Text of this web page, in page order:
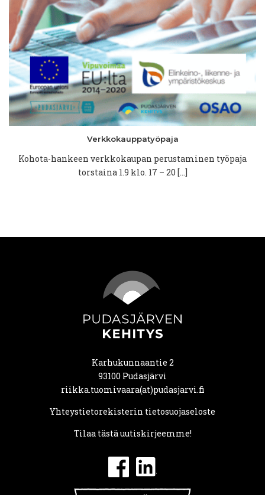
kesäkuu 2020(1) huhtikuu 2020 (2)
maaliskuu 2020(1) joulukuu 2019(1)
elokuu 2019(1) kesäkuu 2019(2)
toukokuu 2019(1) huhtikuu 2019 (1)
joulukuu 2018(3)
Verkkokauppatyöpaja
Kohota-hankeen verkkokaupan perustaminen työpaja
torstaina 1.9 klo. 17 – 20 […]
Karhukunnaantie 2
93100 Pudasjärvi
riikka.tuomivaara(at)pudasjarvi.fi
Yhteystietorekisterin tietosuojaseloste
Tilaa tästä uutiskirjeemme!